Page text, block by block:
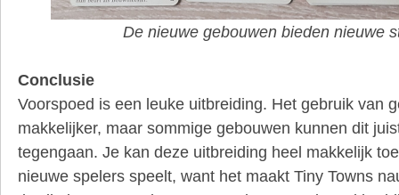
De nieuwe gebouwen bieden nieuwe
Conclusie
Voorspoed is een leuke uitbreiding. Het gebruik van
makkelijker, maar sommige gebouwen kunnen dit
tegengaan. Je kan deze uitbreiding heel makkelijk
nieuwe spelers speelt, want het maakt Tiny Towns